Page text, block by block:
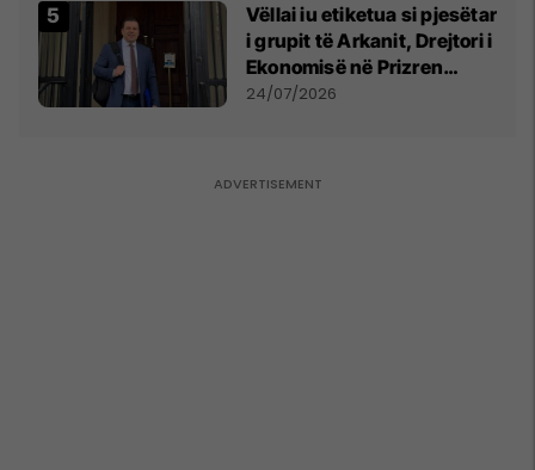
Vëllai iu etiketua si pjesëtar
i grupit të Arkanit, Drejtori i
Ekonomisë në Prizren
mohon pretendimet
24/07/2026